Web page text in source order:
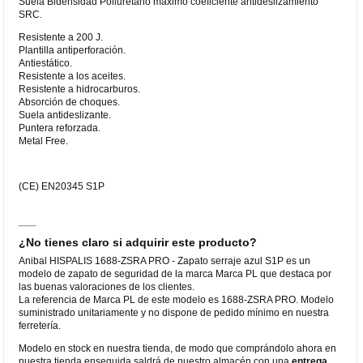
SRC.
Resistente a 200 J.
Plantilla antiperforación.
Antiestático.
Resistente a los aceites.
Resistente a hidrocarburos.
Absorción de choques.
Suela antideslizante.
Puntera reforzada.
Metal Free.
(CE) EN20345 S1P
¿No tienes claro si adquirir este producto?
Anibal HISPALIS 1688-ZSRA PRO - Zapato serraje azul S1P es un
modelo de zapato de seguridad de la marca Marca PL que destaca por
las buenas valoraciones de los clientes.
La referencia de Marca PL de este modelo es 1688-ZSRA PRO. Modelo
suministrado unitariamente y no dispone de pedido mínimo en nuestra
ferretería.
Modelo en stock en nuestra tienda, de modo que comprándolo ahora en